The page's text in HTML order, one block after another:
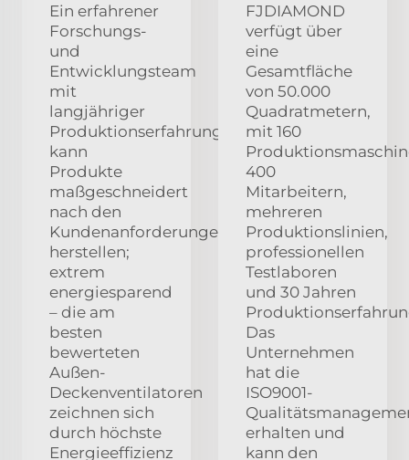
Ein erfahrener
Forschungs-
und
Entwicklungsteam
mit
langjähriger
Produktionserfahrung
kann
Produkte
maßgeschneidert
nach den
Kundenanforderungen
herstellen;
extrem
energiesparend
– die am
besten
bewerteten
Außen-
Deckenventilatoren
zeichnen sich
durch höchste
Energieeffizienz
FJDIAMOND
verfügt über
eine
Gesamtfläche
von 50.000
Quadratmetern,
mit 160
400
Mitarbeitern,
mehreren
Produktionslinien,
professionellen
Testlaboren
und 30 Jahren
Das
Unternehmen
hat die
ISO9001-
erhalten und
kann den